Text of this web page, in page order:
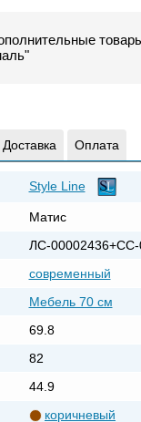
Доставка Оплата
Style Line
Матис
ЛС-00002436+СС-
современный
Мебель 70 см
69.8
82
44.9
коричневый